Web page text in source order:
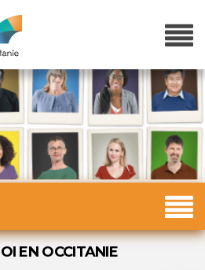
EN OCCITANIE